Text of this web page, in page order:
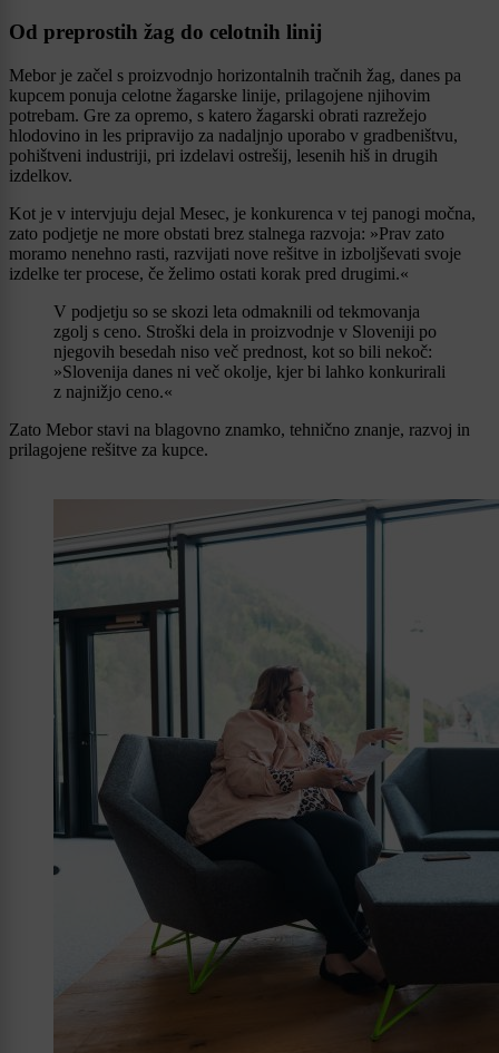
Od preprostih žag do celotnih linij
Mebor je začel s proizvodnjo horizontalnih tračnih žag, danes pa
kupcem ponuja celotne žagarske linije, prilagojene njihovim
potrebam. Gre za opremo, s katero žagarski obrati razrežejo
hlodovino in les pripravijo za nadaljnjo uporabo v gradbeništvu,
pohištveni industriji, pri izdelavi ostrešij, lesenih hiš in drugih
izdelkov.
Kot je v intervjuju dejal Mesec, je konkurenca v tej panogi močna,
zato podjetje ne more obstati brez stalnega razvoja: »Prav zato
moramo nenehno rasti, razvijati nove rešitve in izboljševati svoje
izdelke ter procese, če želimo ostati korak pred drugimi.«
V podjetju so se skozi leta odmaknili od tekmovanja
zgolj s ceno. Stroški dela in proizvodnje v Sloveniji po
njegovih besedah niso več prednost, kot so bili nekoč:
»Slovenija danes ni več okolje, kjer bi lahko konkurirali
z najnižjo ceno.«
Zato Mebor stavi na blagovno znamko, tehnično znanje, razvoj in
prilagojene rešitve za kupce.